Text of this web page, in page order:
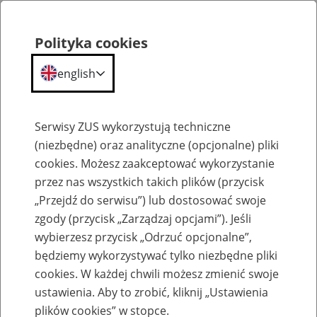
Szkolenia
Zaproś ZUS do siebie: Aktywni 50+
Polityka cookies
english
Serwisy ZUS wykorzystują techniczne
(niezbędne) oraz analityczne (opcjonalne) pliki
cookies. Możesz zaakceptować wykorzystanie
przez nas wszystkich takich plików (przycisk
„Przejdź do serwisu”) lub dostosować swoje
zgody (przycisk „Zarządzaj opcjami”). Jeśli
wybierzesz przycisk „Odrzuć opcjonalne”,
będziemy wykorzystywać tylko niezbędne pliki
cookies. W każdej chwili możesz zmienić swoje
ustawienia. Aby to zrobić, kliknij „Ustawienia
plików cookies” w stopce.